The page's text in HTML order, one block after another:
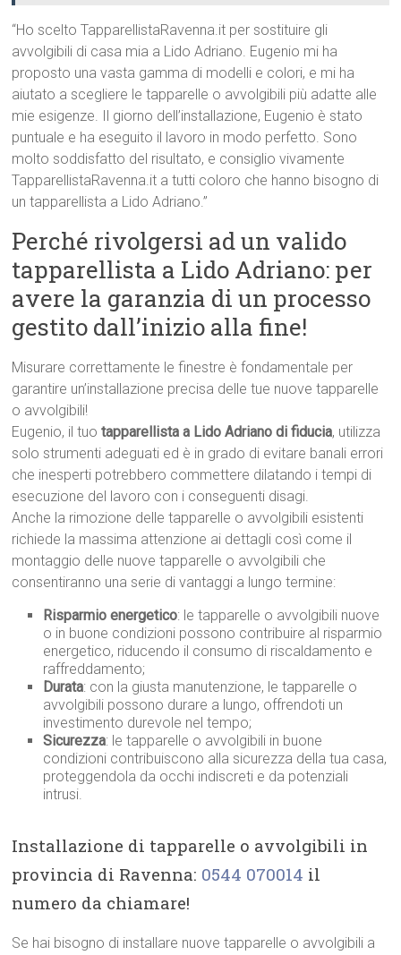
“Ho scelto TapparellistaRavenna.it per sostituire gli
avvolgibili di casa mia a Lido Adriano. Eugenio mi ha
proposto una vasta gamma di modelli e colori, e mi ha
aiutato a scegliere le tapparelle o avvolgibili più adatte alle
mie esigenze. Il giorno dell’installazione, Eugenio è stato
puntuale e ha eseguito il lavoro in modo perfetto. Sono
molto soddisfatto del risultato, e consiglio vivamente
TapparellistaRavenna.it a tutti coloro che hanno bisogno di
un tapparellista a Lido Adriano.”
Perché rivolgersi ad un valido
tapparellista a Lido Adriano: per
avere la garanzia di un processo
gestito dall’inizio alla fine!
Misurare correttamente le finestre è fondamentale per
garantire un’installazione precisa delle tue nuove tapparelle
o avvolgibili!
Eugenio, il tuotapparellista a Lido Adriano di fiducia, utilizza
solo strumenti adeguati ed è in grado di evitare banali errori
che inesperti potrebbero commettere dilatando i tempi di
esecuzione del lavoro con i conseguenti disagi.
Anche la rimozione delle tapparelle o avvolgibili esistenti
richiede la massima attenzione ai dettagli così come il
montaggio delle nuove tapparelle o avvolgibili che
consentiranno una serie di vantaggi a lungo termine:
Risparmio energetico: le tapparelle o avvolgibili nuove
o in buone condizioni possono contribuire al risparmio
energetico, riducendo il consumo di riscaldamento e
raffreddamento;
Durata: con la giusta manutenzione, le tapparelle o
avvolgibili possono durare a lungo, offrendoti un
investimento durevole nel tempo;
Sicurezza: le tapparelle o avvolgibili in buone
condizioni contribuiscono alla sicurezza della tua casa,
proteggendola da occhi indiscreti e da potenziali
intrusi.
Installazione di tapparelle o avvolgibili in
provincia di Ravenna: 0544 070014 il
numero da chiamare!
Se hai bisogno di installare nuove tapparelle o avvolgibili a